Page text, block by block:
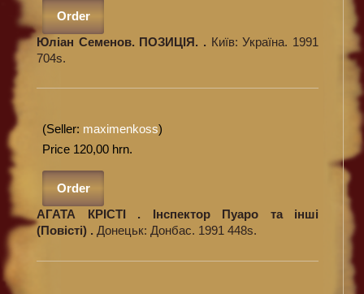
Order
Юліан Семенов. ПОЗИЦІЯ. . Київ: Україна. 1991
704s.
(Seller: maximenkoss)
Price 120,00 hrn.
Order
АГАТА КРІСТІ . Інспектор Пуаро та інші
(Повісті) . Донецьк: Донбас. 1991 448s.